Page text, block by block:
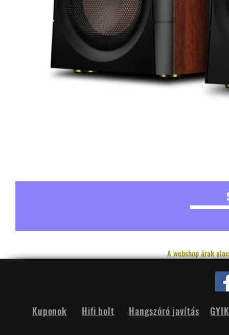
A webshop árak
Hifi bolt
Kuponok Hangszóró javítás GYIK